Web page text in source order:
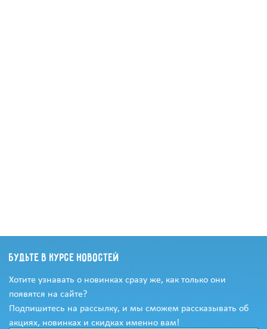
Будьте в курсе новостей
Хотите узнавать о новинках сразу же, как только они
появятся на сайте?
Подпишитесь на рассылку, и мы сможем рассказывать об
акциях, новинках и скидках именно вам!